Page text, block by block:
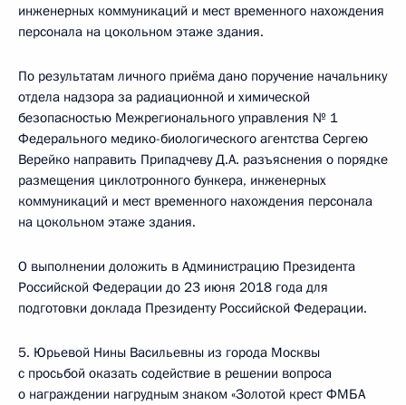
инженерных коммуникаций и мест временного нахождения
персонала на цокольном этаже здания.
По результатам личного приёма дано поручение начальнику
отдела надзора за радиационной и химической
безопасностью Межрегионального управления № 1
Федерального медико-биологического агентства Сергею
Верейко направить Припадчеву Д.А. разъяснения о порядке
размещения циклотронного бункера, инженерных
коммуникаций и мест временного нахождения персонала
на цокольном этаже здания.
О выполнении доложить в Администрацию Президента
Российской Федерации до 23 июня 2018 года для
подготовки доклада Президенту Российской Федерации.
5. Юрьевой Нины Васильевны из города Москвы
с просьбой оказать содействие в решении вопроса
о награждении нагрудным знаком «Золотой крест ФМБА